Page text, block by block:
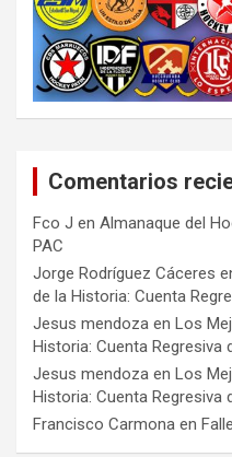
Comentarios
Fco J en Almanaque del
PAC
Jorge Rodríguez Cáceres
de la Historia: Cuenta
Jesus mendoza en Los
Historia: Cuenta Regresiva
Jesus mendoza en Los
Historia: Cuenta Regresiva
Francisco Carmona en